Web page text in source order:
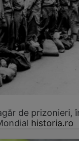
de prizonieri,
historia.ro